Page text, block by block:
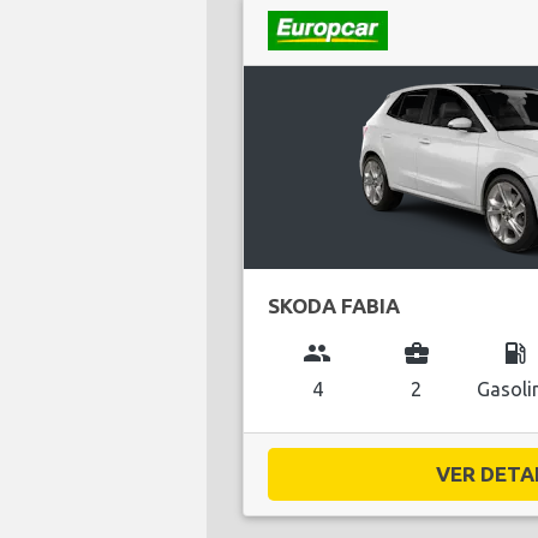
SKODA FABIA
group
4
business_center
2
local_gas_station
VER